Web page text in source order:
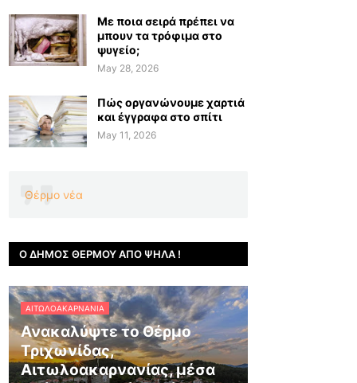
Με ποια σειρά πρέπει να
μπουν τα τρόφιμα στο
ψυγείο;
May 28, 2026
Πώς οργανώνουμε χαρτιά
και έγγραφα στο σπίτι
May 11, 2026
Θέρμο νέα
Ο ΔΉΜΟΣ ΘΈΡΜΟΥ ΑΠΌ ΨΗΛΆ !
ΑΙΤΩΛΟΑΚΑΡΝΑΝΊΑ
Ανακαλύψτε το Θέρμο
Τριχωνίδας,
Αιτωλοακαρνανίας, μέσα